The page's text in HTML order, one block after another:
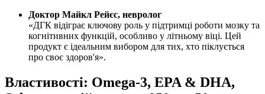
Доктор Майкл Рейєс, невролог
«ДГК відіграє ключову роль у підтримці роботи мозку та
когнітивних функцій, особливо у літньому віці. Цей
продукт є ідеальним вибором для тих, хто піклується
про своє здоров'я».
Властивості: Omega-3, EPA & DHA,